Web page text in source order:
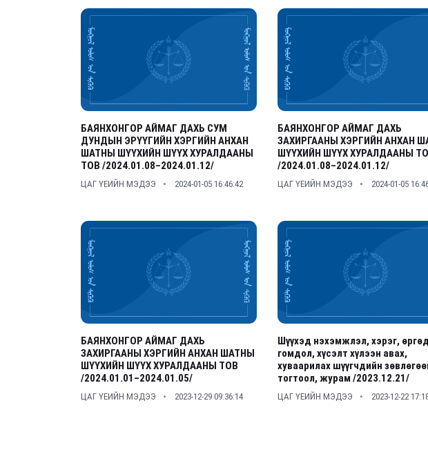
БАЯНХОНГОР АЙМАГ ДАХЬ СУМ
ДУНДЫН ЭРҮҮГИЙН ХЭРГИЙН АНХАН
ШАТНЫ ШҮҮХИЙН ШҮҮХ ХУРАЛДААНЫ
ТОВ /2024.01.08–2024.01.12/
ЦАГ ҮЕИЙН МЭДЭЭ 2024-01-05 16:46:42
БАЯНХОНГОР АЙМАГ ДАХЬ
ЗАХИРГААНЫ ХЭРГИЙН АНХАН
ШҮҮХИЙН ШҮҮХ ХУРАЛДААНЫ
/2024.01.08–2024.01.12/
ЦАГ ҮЕИЙН МЭДЭЭ 2024-01-05
БАЯНХОНГОР АЙМАГ ДАХЬ
ЗАХИРГААНЫ ХЭРГИЙН АНХАН ШАТНЫ
ШҮҮХИЙН ШҮҮХ ХУРАЛДААНЫ ТОВ
/2024.01.01–2024.01.05/
ЦАГ ҮЕИЙН МЭДЭЭ 2023-12-29 09:36:14
Шүүхэд нэхэмжлэл, хэрэг,
гомдол, хүсэлт хүлээн авах,
хуваарилах шүүгчдийн
тогтоол, журам /2023.12.21/
ЦАГ ҮЕИЙН МЭДЭЭ 2023-12-22